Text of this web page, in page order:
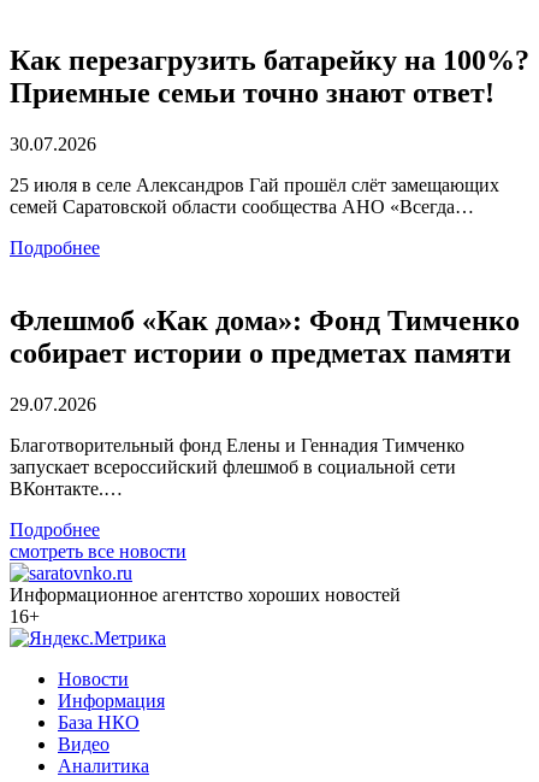
Как перезагрузить батарейку на 100%?
Приемные семьи точно знают ответ!
30.07.2026
25 июля в селе Александров Гай прошёл слёт замещающих
семей Саратовской области сообщества АНО «Всегда…
Подробнее
Флешмоб «Как дома»: Фонд Тимченко
собирает истории о предметах памяти
29.07.2026
Благотворительный фонд Елены и Геннадия Тимченко
запускает всероссийский флешмоб в социальной сети
ВКонтакте.…
Подробнее
смотреть все новости
Информационное агентство хороших новостей
16+
Новости
Информация
База НКО
Видео
Аналитика